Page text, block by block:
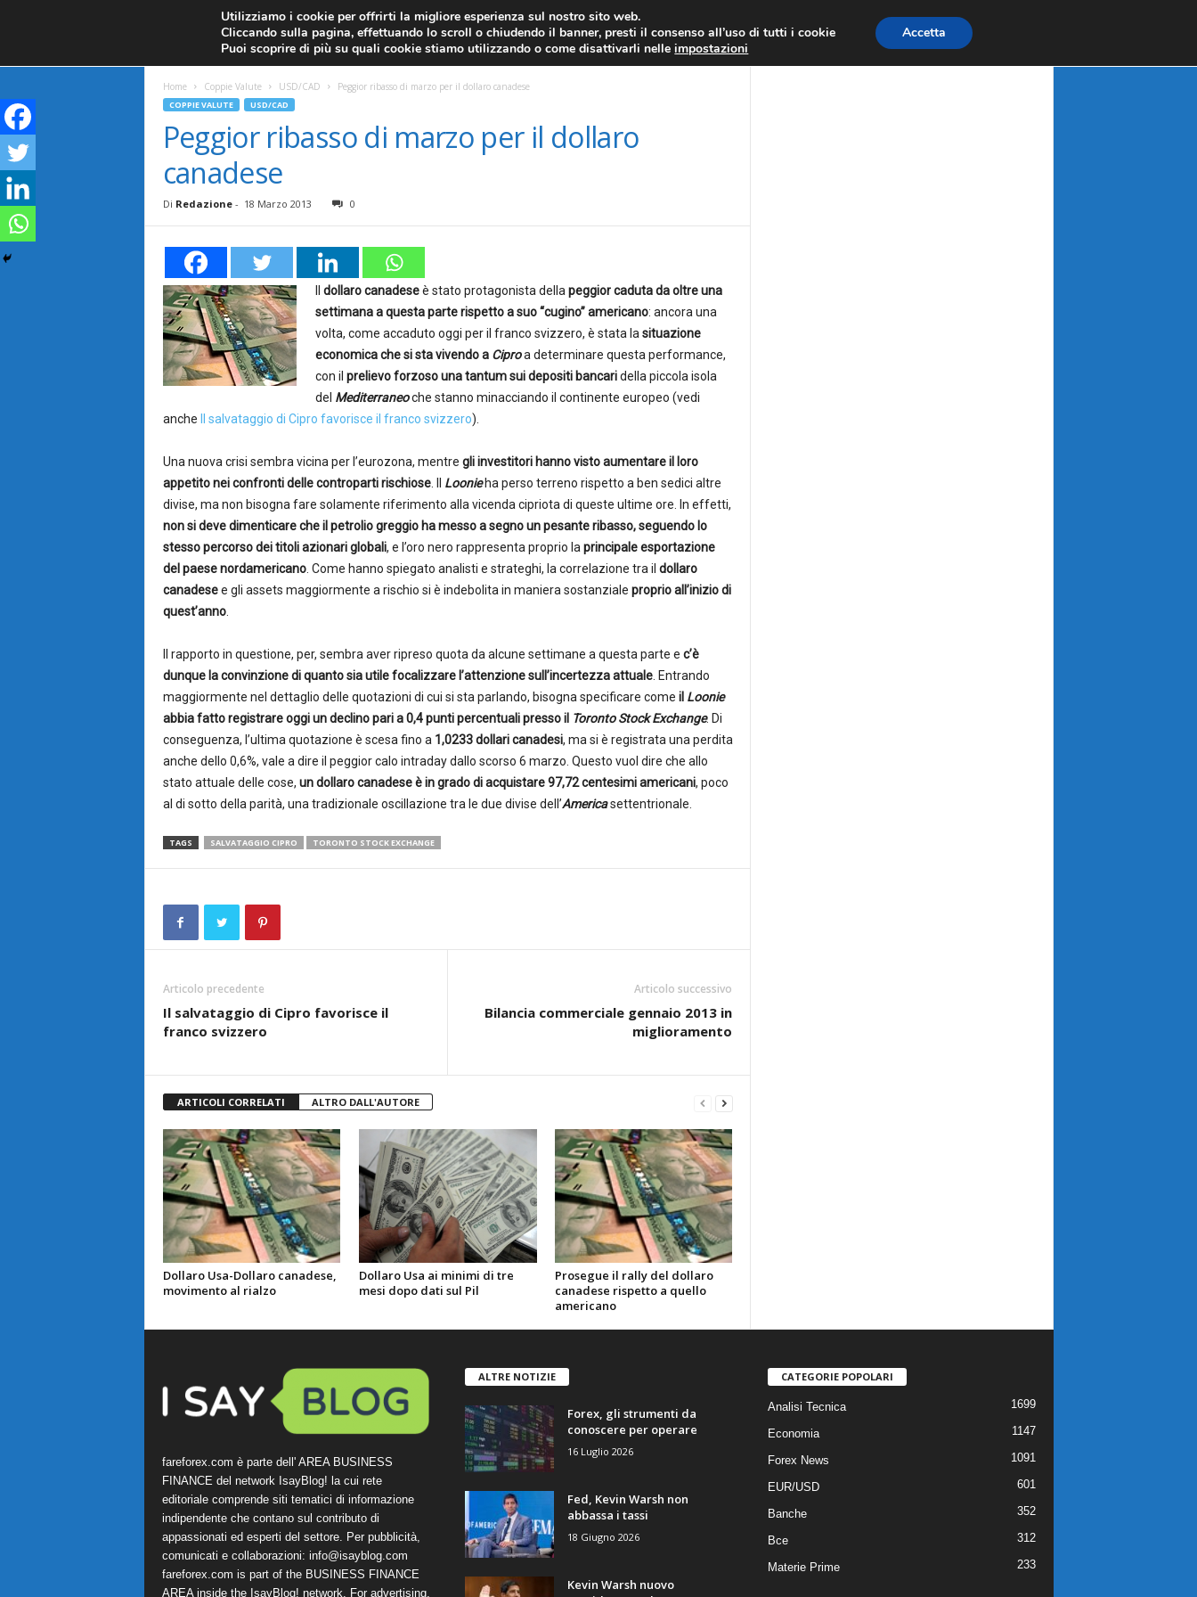
CANDELE GIAPPONESI ECONOMIA FOREX GRATIS FOREX NEWS FOREX SIGNALS FOREX TRADING
F
a
r
e
F
r
e
x
ANALISI TECNICA EURO/DOLLARO ECONOMIA FOREX NEWS
Home Coppie Valute USD/CAD Peggior ribasso di marzo per il dollaro canadese
COPPIE VALUTE USD/CAD
Peggior ribasso di marzo per il dollaro
canadese
Di Redazione- 18 Marzo 2013 0
dollaro canadeseè stato protagonista della peggior caduta da oltre una
settimana a questa parte rispetto a suo “cugino” americano: ancora una
volta, come accaduto oggi per il franco svizzero, è stata la situazione
economica che si sta vivendo a Ciproa determinare questa performance,
con il prelievo forzoso una tantum sui depositi bancaridella piccola isola
del Mediterraneo che stanno minacciando il continente europeo (vedi
anche
Il salvataggio di Cipro favorisce il franco svizzero).
Una nuova crisi sembra vicina per l’eurozona, mentre gli investitori hanno visto aumentare il loro
appetito nei confronti delle controparti rischiose. Il Loonieha perso terreno rispetto a ben sedici altre
divise, ma non bisogna fare solamente riferimento alla vicenda cipriota di queste ultime ore. In effetti,
non si deve dimenticare che il petrolio greggio ha messo a segno un pesante ribasso, seguendo lo
stesso percorso dei titoli azionari globali, e l’oro nero rappresenta proprio la principale esportazione
del paese nordamericano. Come hanno spiegato analisti e strateghi, la correlazione tra il dollaro
canadesee gli assets maggiormente a rischio si è indebolita in maniera sostanziale proprio all’inizio di
quest’anno.
Il rapporto in questione, per, sembra aver ripreso quota da alcune settimane a questa parte e c’è
dunque la convinzione di quanto sia utile focalizzare l’attenzione sull’incertezza attuale. Entrando
maggiormente nel dettaglio delle quotazioni di cui si sta parlando, bisogna specificare come il Loonie
abbia fatto registrare oggi un declino pari a 0,4 punti percentuali presso il Toronto Stock Exchange. Di
conseguenza, l’ultima quotazione è scesa fino a 1,0233 dollari canadesi, ma si è registrata una perdita
anche dello 0,6%, vale a dire il peggior calo intraday dallo scorso 6 marzo. Questo vuol dire che allo
stato attuale delle cose, un dollaro canadese è in grado di acquistare 97,72 centesimi americani, poco
al di sotto della parità, una tradizionale oscillazione tra le due divise dell’Americasettentrionale.
TAGS SALVATAGGIO CIPRO TORONTO STOCK EXCHANGE
Articolo precedente
Il salvataggio di Cipro favorisce il
franco svizzero
Articolo successivo
Bilancia commerciale gennaio 2013 in
miglioramento
ARTICOLI CORRELATI ALTRO DALL'AUTORE
Dollaro Usa-Dollaro canadese,
movimento al rialzo
Dollaro Usa ai minimi di tre
mesi dopo dati sul Pil
Prosegue il rally del dollaro
canadese rispetto a quello
americano
fareforex.com è parte dell' AREA BUSINESS
FINANCE del network IsayBlog! la cui rete
editoriale comprende siti tematici di informazione
indipendente che contano sul contributo di
appassionati ed esperti del settore. Per pubblicità,
comunicati e collaborazioni: info@isayblog.com
fareforex.com is part of the BUSINESS FINANCE
AREA inside the IsayBlog! network. For advertising,
ALTRE NOTIZIE
Forex, gli strumenti da
conoscere per operare
16 Luglio 2026
Fed, Kevin Warsh non
abbassa i tassi
18 Giugno 2026
Kevin Warsh nuovo
CATEGORIE POPOLARI
Analisi Tecnica 1699
Economia 1147
Forex News 1091
EUR/USD 601
Banche 352
Bce 312
Materie Prime 233
Utilizziamo i cookie per offrirti la migliore esperienza sul nostro sito web.
Cliccando sulla pagina, effettuando lo scroll o chiudendo il banner, presti il consenso all’uso di tutti i cookie
Puoi scoprire di più su quali cookie stiamo utilizzando o come disattivarli nelleimpostazioni
Accetta